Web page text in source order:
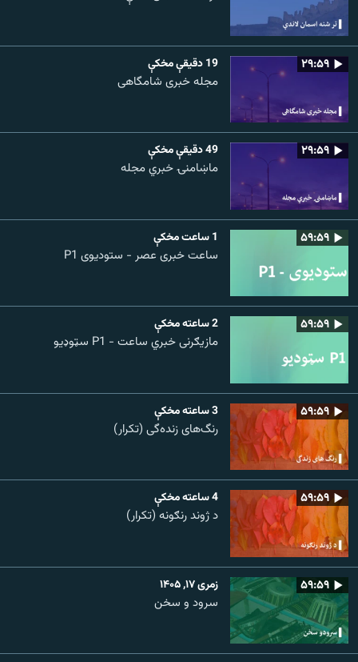
۲۹:۵۹ 19 دقيقې مخکې
مجله خبری شامگاهی
۲۹:۵۹ 49 دقيقې مخکې
ماښامنۍ خبري مجله
۵۹:۵۹ 1 ساعت مخکې
ساعت خبری عصر - ستودیوی P1
۵۹:۵۹ 2 ساعته مخکې
مازیګرنی خبري ساعت - P1 سټوډیو
۵۹:۵۹ 3 ساعته مخکې
رنگ‌های زنده‌گی (تکرار)
۵۹:۵۹ 4 ساعته مخکې
د ژوند رنګونه (تکرار)
۵۹:۵۹ زمری ۱۷, ۱۴۰۵
سرود و سخن